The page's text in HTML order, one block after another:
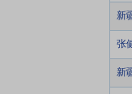
新
张
新